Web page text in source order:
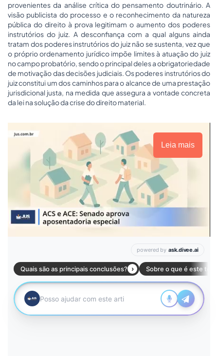
provenientes da análise crítica do pensamento doutrinário. A
visão publicista do processo e o reconhecimento da natureza
pública do direito à prova legitimam o aumento dos poderes
instrutórios do juiz. A desconfiança com a qual alguns ainda
tratam dos poderes instrutórios do juiz não se sustenta, vez que
o próprio ordenamento jurídico impõe limites à atuação do juiz
no campo probatório, sendo o principal deles a obrigatoriedade
de motivação das decisões judiciais. Os poderes instrutórios do
juiz constitui um dos caminhos para o alcance de uma prestação
jurisdicional justa, na medida que assegura a vontade concreta
da lei na solução da crise do direito material.
Leia mais